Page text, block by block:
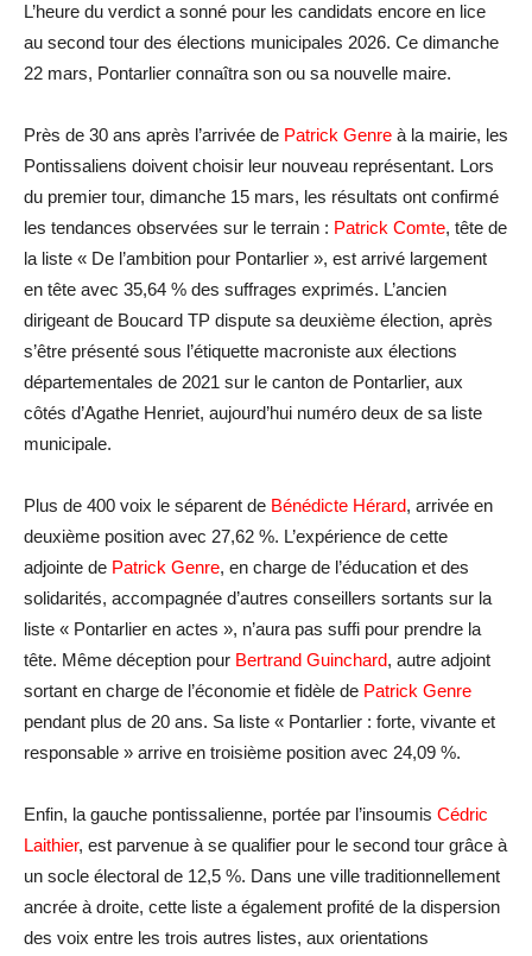
L’heure du verdict a sonné pour les candidats encore en lice
au second tour des élections municipales 2026. Ce dimanche
22 mars, Pontarlier connaîtra son ou sa nouvelle maire.
Près de 30 ans après l’arrivée de Patrick Genre à la mairie, les
Pontissaliens doivent choisir leur nouveau représentant. Lors
du premier tour, dimanche 15 mars, les résultats ont confirmé
les tendances observées sur le terrain : Patrick Comte, tête de
la liste « De l’ambition pour Pontarlier », est arrivé largement
en tête avec 35,64 % des suffrages exprimés. L’ancien
dirigeant de Boucard TP dispute sa deuxième élection, après
s’être présenté sous l’étiquette macroniste aux élections
départementales de 2021 sur le canton de Pontarlier, aux
côtés d’Agathe Henriet, aujourd’hui numéro deux de sa liste
municipale.
Plus de 400 voix le séparent de Bénédicte Hérard, arrivée en
deuxième position avec 27,62 %. L’expérience de cette
adjointe de Patrick Genre, en charge de l’éducation et des
solidarités, accompagnée d’autres conseillers sortants sur la
liste « Pontarlier en actes », n’aura pas suffi pour prendre la
tête. Même déception pour Bertrand Guinchard, autre adjoint
sortant en charge de l’économie et fidèle de Patrick Genre
pendant plus de 20 ans. Sa liste « Pontarlier : forte, vivante et
responsable » arrive en troisième position avec 24,09 %.
Enfin, la gauche pontissalienne, portée par l’insoumis Cédric
Laithier, est parvenue à se qualifier pour le second tour grâce à
un socle électoral de 12,5 %. Dans une ville traditionnellement
ancrée à droite, cette liste a également profité de la dispersion
des voix entre les trois autres listes, aux orientations